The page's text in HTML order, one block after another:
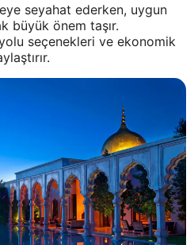
seyahat ederken, uygun
büyük önem taşır.
seçenekleri ve ekonomik